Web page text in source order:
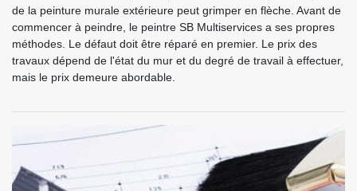
de la peinture murale extérieure peut grimper en flèche. Avant de
commencer à peindre, le peintre SB Multiservices a ses propres
méthodes. Le défaut doit être réparé en premier. Le prix des
travaux dépend de l'état du mur et du degré de travail à effectuer,
mais le prix demeure abordable.